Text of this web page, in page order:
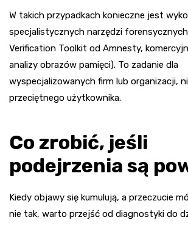
W takich przypadkach konieczne jest
specjalistycznych narzędzi forensycznych
Verification Toolkit od Amnesty,
analizy obrazów pamięci). To zadanie dla
wyspecjalizowanych firm lub organizacji,
przeciętnego użytkownika.
Co zrobić, jeśli
podejrzenia są
Kiedy objawy się kumulują, a przeczucie
nie tak, warto przejść od diagnostyki do